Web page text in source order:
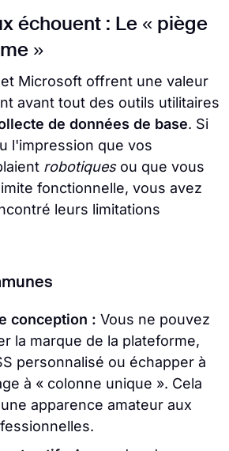
échouent : Le « piège
»
Microsoft offrent une valeur
avant tout des outils utilitaires
de données de base. Si
l'impression que vos
robotiquesou que vous
fonctionnelle, vous avez
leurs limitations
conception : Vous ne pouvez
la marque de la plateforme,
personnalisé ou échapper à
à « colonne unique ». Cela
apparence amateur aux